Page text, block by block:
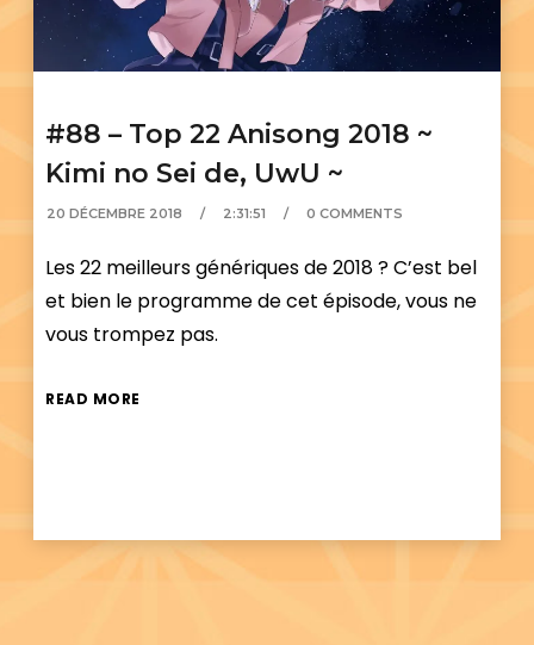
#88 – Top 22 Anisong 2018 ~
Kimi no Sei de, UwU ~
20 DÉCEMBRE 2018 2:31:51 0 COMMENTS
Les 22 meilleurs génériques de 2018 ? C’est bel
et bien le programme de cet épisode, vous ne
vous trompez pas.
READ MORE